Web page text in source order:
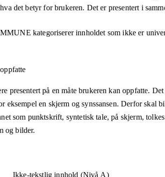
det betyr for brukeren. Det er presentert i
kategoriserer innholdet som ikke er
presentert på en måte brukeren kan oppfatte.
eksempel en skjerm og synssansen. Derfor skal
som punktskrift, syntetisk tale, på skjerm,
og bilder.
Ikke-tekstlig innhold (Nivå A)